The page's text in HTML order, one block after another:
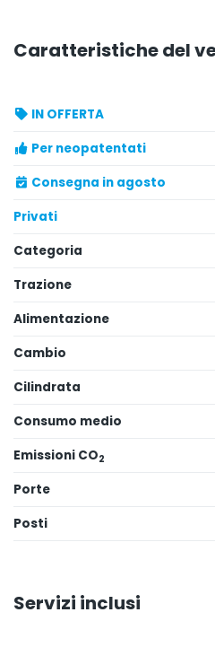
Caratteristiche del
IN OFFERTA
Per neopatentati
Consegna in agosto
Privati
Categoria
Trazione
Alimentazione
Cambio
Cilindrata
Consumo medio
Emissioni CO2
Porte
Posti
Servizi inclusi